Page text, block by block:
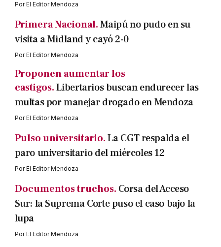
PorEl Editor Mendoza
Primera Nacional.Maipú no pudo en su
visita a Midland y cayó 2-0
PorEl Editor Mendoza
Proponen aumentar los
castigos.Libertarios buscan endurecer las
multas por manejar drogado en Mendoza
PorEl Editor Mendoza
Pulso universitario.La CGT respalda el
paro universitario del miércoles 12
PorEl Editor Mendoza
Documentos truchos. Corsa del Acceso
Sur: la Suprema Corte puso el caso bajo la
lupa
PorEl Editor Mendoza